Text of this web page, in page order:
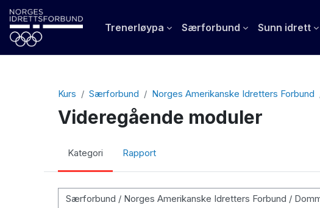
Gå til hovudinnhaldet
Trenerløypa Særforbund Sunn idrett
Kurs Særforbund Norges Amerikanske Idretters Forbund
Videregående moduler
Kategori Rapport
Kurskategoriar